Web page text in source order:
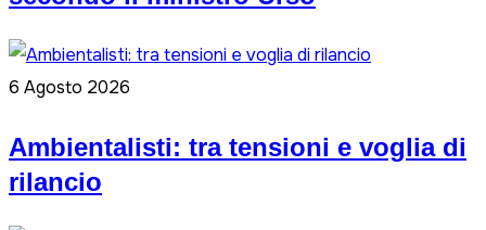
6 Agosto 2026
Ambientalisti: tra tensioni e voglia di
rilancio